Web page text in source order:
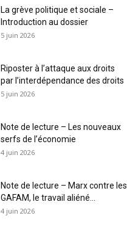
La grève politique et sociale –
Introduction au dossier
5 juin 2026
Riposter à l’attaque aux droits
par l’interdépendance des droits
5 juin 2026
Note de lecture – Les nouveaux
serfs de l’économie
4 juin 2026
Note de lecture – Marx contre les
GAFAM, le travail aliéné...
4 juin 2026